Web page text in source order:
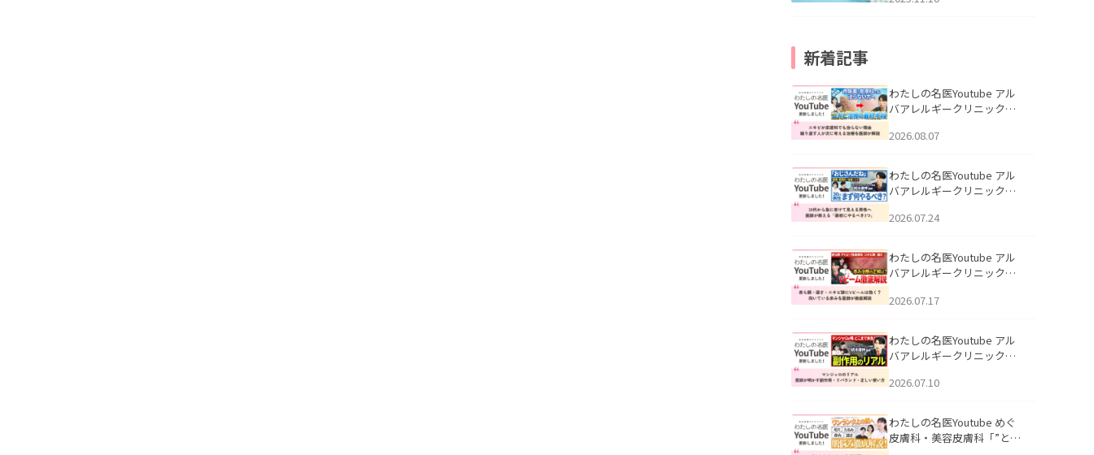
新着記事
わたしの名医Youtube アル
バアレルギークリニック札
らない理由｜繰り返す人が
説」を公開いたしました。
2026.08.07
わたしの名医Youtube アル
バアレルギークリニック札
える男性へ｜医師が教える
公開いたしました。
2026.07.24
わたしの名医Youtube アル
バアレルギークリニック札
跡にVビームは効く？向いて
説」を公開いたしました。
2026.07.17
わたしの名医Youtube アル
バアレルギークリニック札
医師が明かす副作用・リバ
公開いたしました。
2026.07.10
わたしの名医Youtube めぐ
皮膚科・美容皮膚科「”とお